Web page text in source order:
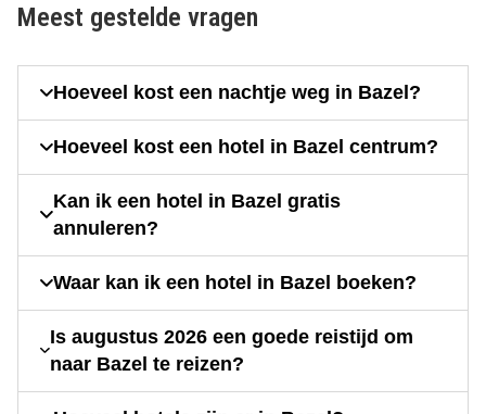
Meest gestelde vragen
Hoeveel kost een nachtje weg in Bazel?
Hoeveel kost een hotel in Bazel centrum?
Kan ik een hotel in Bazel gratis
annuleren?
Waar kan ik een hotel in Bazel boeken?
Is augustus 2026 een goede reistijd om
naar Bazel te reizen?